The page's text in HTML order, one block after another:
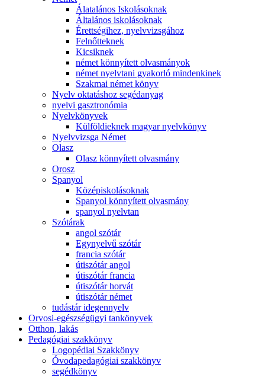
Álatalános Iskolásoknak
Általános iskolásoknak
Érettségihez, nyelvvizsgához
Felnőtteknek
Kicsiknek
német könnyített olvasmányok
német nyelvtani gyakorló mindenkinek
Szakmai német könyv
Nyelv oktatáshoz segédanyag
nyelvi gasztronómia
Nyelvkönyvek
Külföldieknek magyar nyelvkönyv
Nyelvvizsga Német
Olasz
Olasz könnyített olvasmány
Orosz
Spanyol
Középiskolásoknak
Spanyol könnyített olvasmány
spanyol nyelvtan
Szótárak
angol szótár
Egynyelvű szótár
francia szótár
útiszótár angol
útiszótár francia
útiszótár horvát
útiszótár német
tudástár idegennyelv
Orvosi-egészségügyi tankönyvek
Otthon, lakás
Pedagógiai szakkönyv
Logopédiai Szakkönyv
Óvodapedagógiai szakkönyv
segédkönyv